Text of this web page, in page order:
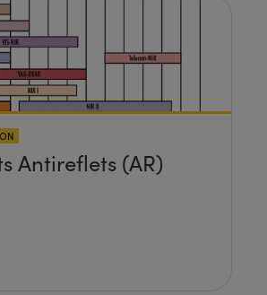
Antireflets (AR)